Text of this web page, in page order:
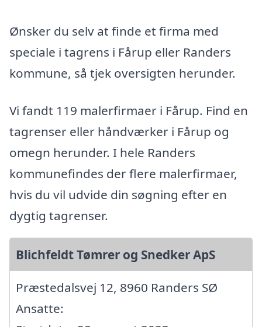
Ønsker du selv at finde et firma med
speciale i tagrens i Fårup eller Randers
kommune, så tjek oversigten herunder.
Vi fandt 119 malerfirmaer i Fårup. Find en
tagrenser eller håndværker i Fårup og
omegn herunder. I hele Randers
kommunefindes der flere malerfirmaer,
hvis du vil udvide din søgning efter en
dygtig tagrenser.
Blichfeldt Tømrer og Snedker ApS
Præstedalsvej 12, 8960 Randers SØ
Ansatte: